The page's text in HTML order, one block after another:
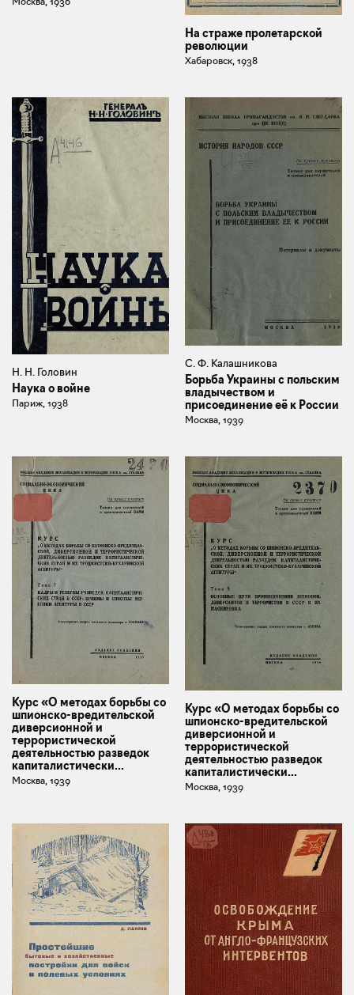
На страже пролетарской
революции
Хабаровск, 1938
Н. Н. Головин
Наука о войне
Париж, 1938
С. Ф. Калашникова
Борьба Украины с польским
владычеством и
присоединение её к России
Москва, 1939
Курс «О методах борьбы со
шпионско-вредительской
диверсионной и
террористической
деятельностью разведок
капиталистически...
Москва, 1939
Курс «О методах борьбы со
шпионско-вредительской
диверсионной и
террористической
деятельностью разведок
капиталистически...
Москва, 1939